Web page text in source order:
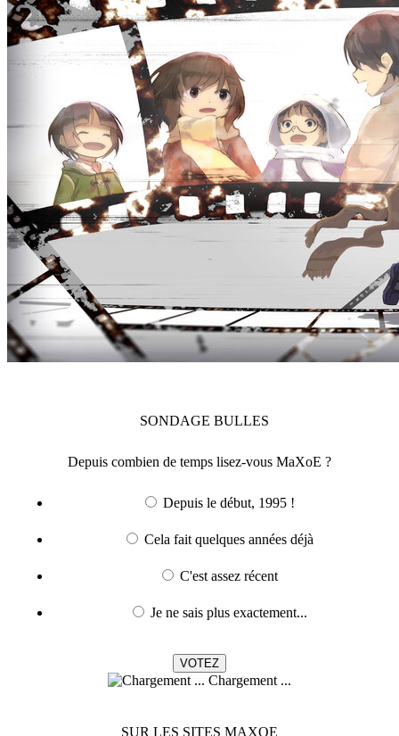
SONDAGE BULLES
Depuis combien de temps lisez-vous MaXoE ?
Depuis le début, 1995 !
Cela fait quelques années déjà
C'est assez récent
Je ne sais plus exactement...
Chargement ...
SUR LES SITES MAXOE